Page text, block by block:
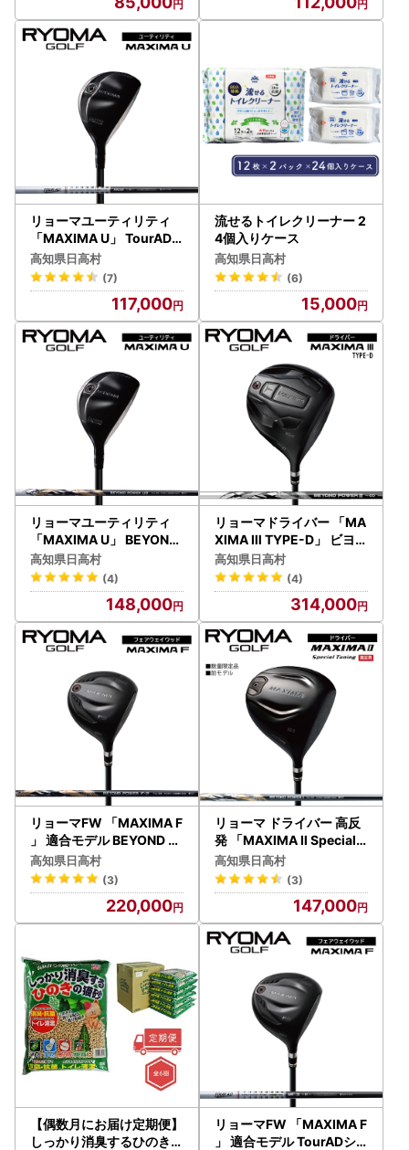
リョーマユーティリティ
「MAXIMA U」 TourAD
シャフト RYOMA GOLF
ゴルフクラブ
高知県日高村
(7)
117,000
流せるトイレクリーナー 2
4個入りケース
高知県日高村
(6)
15,000
リョーマユーティリティ
「MAXIMA U」 BEYOND
POWERシャフト RYOMA
GOLF ゴルフクラブ
高知県日高村
(4)
148,000
リョーマドライバー 「MA
XIMA Ⅲ TYPE-D」 ビヨン
ドパワーシャフト RYOMA
GOLF ゴルフクラブ
高知県日高村
(4)
314,000
リョーマFW 「MAXIMA F
」 適合モデル BEYOND P
OWERシャフト RYOMA
GOLF ゴルフクラブ
高知県日高村
(3)
220,000
リョーマ ドライバー 高反
発 「MAXIMA Ⅱ Special T
uning」 ビヨンドパワー
シャフト RYOMA GOLF
ゴルフクラブ
高知県日高村
(3)
147,000
【偶数月にお届け定期便】
しっかり消臭するひのきの
リョーマFW 「MAXIMA F
」 適合モデル TourADシ